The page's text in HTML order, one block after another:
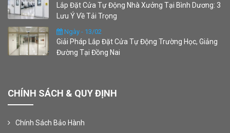
Lắp Đặt Cửa Tự Động Nhà Xưởng Tại Bình Dương: 3
Lưu Ý Về Tải Trọng
Ngày - 13/02
Giải Pháp Lắp Đặt Cửa Tự Động Trường Học, Giảng
Đường Tại Đồng Nai
CHÍNH SÁCH & QUY ĐỊNH
Chính Sách Bảo Hành